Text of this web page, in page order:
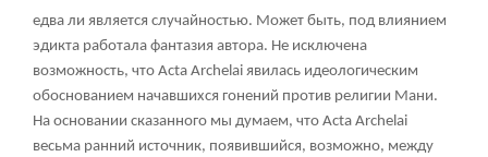
едва ли является случайностью. Может быть, под влиянием
эдикта работала фантазия автора. Не исключена
возможность, что Acta Archelai явилась идеологическим
обоснованием начавшихся гонений против религии Мани.
На основании сказанного мы думаем, что Acta Archelai
весьма ранний источник, появившийся, возможно, между